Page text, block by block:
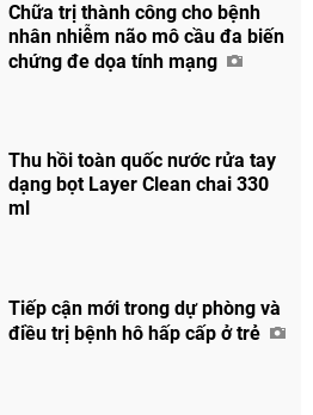
Chữa trị thành công cho bệnh
nhân nhiễm não mô cầu đa biến
chứng đe dọa tính mạng
Thu hồi toàn quốc nước rửa tay
dạng bọt Layer Clean chai 330
ml
Tiếp cận mới trong dự phòng và
điều trị bệnh hô hấp cấp ở trẻ